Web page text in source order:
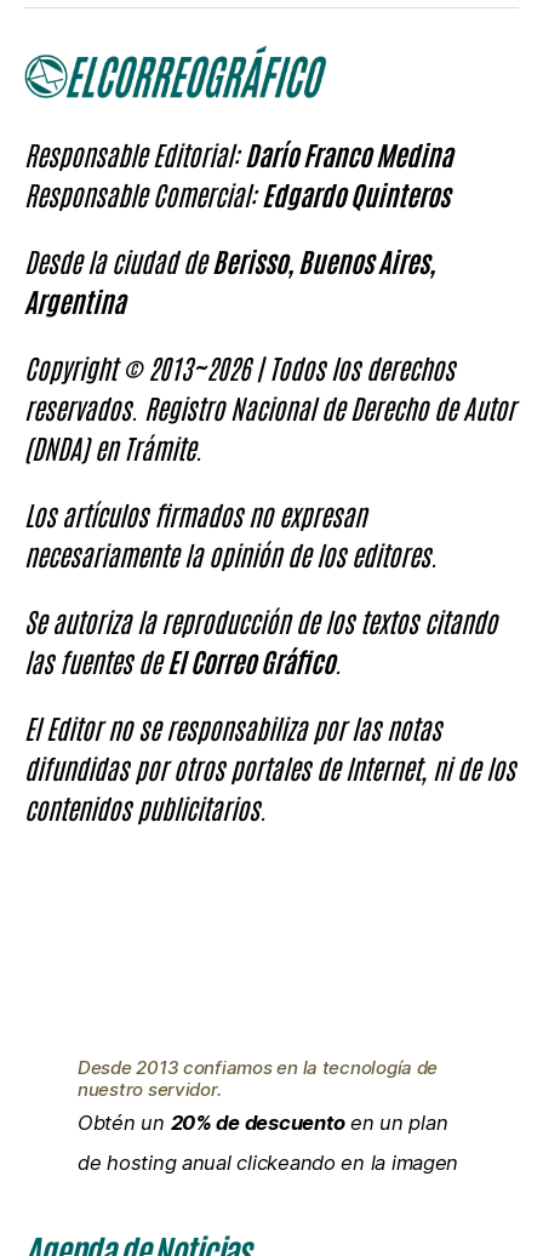
Responsable Editorial:Darío Franco Medina
Responsable Comercial:Edgardo Quinteros
Desde la ciudad deBerisso, Buenos Aires,
Argentina
Copyright © 2013~2026 | Todos los derechos
reservados. Registro Nacional de Derecho de Autor
(DNDA) en Trámite.
Los artículos firmados no expresan
necesariamente la opinión de los editores.
Se autoriza la reproducción de los textos citando
las fuentes deEl Correo Gráfico.
El Editor no se responsabiliza por las notas
difundidas por otros portales de Internet, ni de los
contenidos publicitarios.
Agenda de Noticias